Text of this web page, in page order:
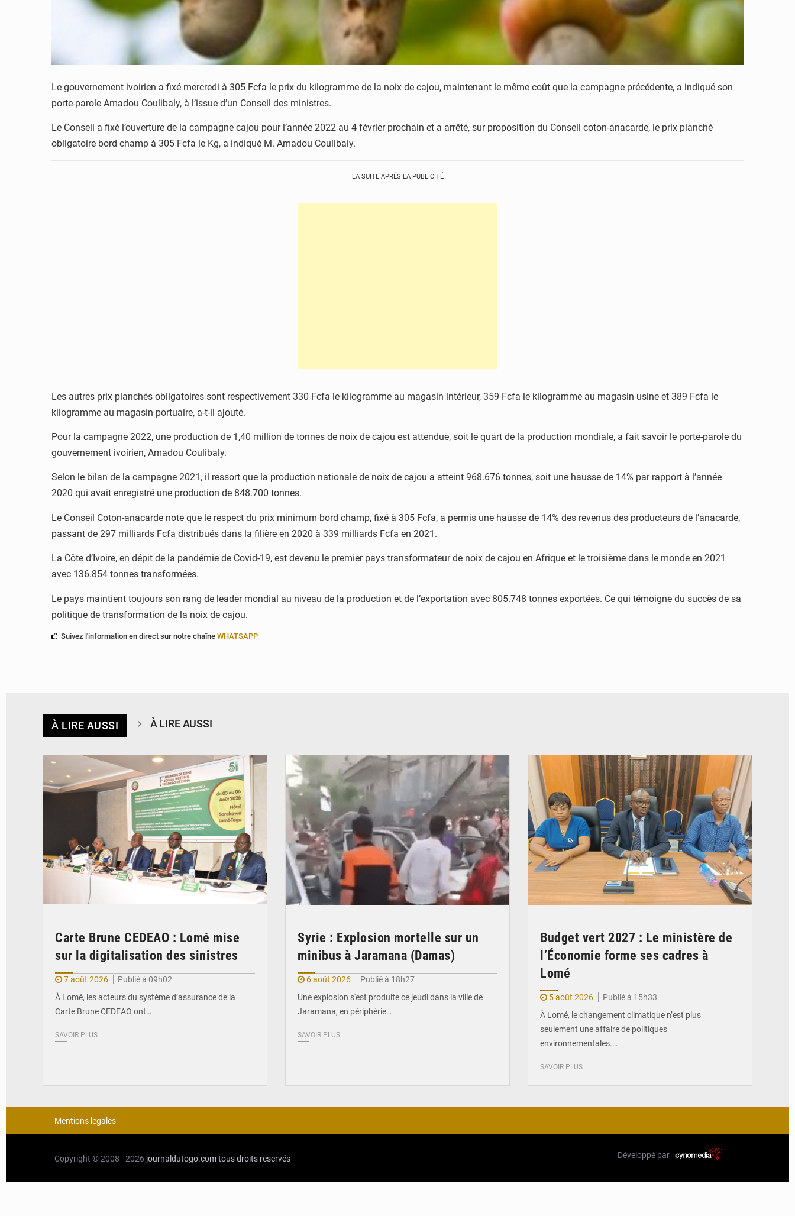
Le gouvernement ivoirien a fixé mercredi à 305 Fcfa le prix du kilogramme de la noix de cajou, maintenant le même coût que la campagne précédente, a indiqué son
porte-parole Amadou Coulibaly, à l’issue d’un Conseil des ministres.
Le Conseil a fixé l’ouverture de la campagne cajou pour l’année 2022 au 4 février prochain et a arrêté, sur proposition du Conseil coton-anacarde, le prix planché
obligatoire bord champ à 305 Fcfa le Kg, a indiqué M. Amadou Coulibaly.
LA SUITE APRÈS LA PUBLICITÉ
Les autres prix planchés obligatoires sont respectivement 330 Fcfa le kilogramme au magasin intérieur, 359 Fcfa le kilogramme au magasin usine et 389 Fcfa le
kilogramme au magasin portuaire, a-t-il ajouté.
Pour la campagne 2022, une production de 1,40 million de tonnes de noix de cajou est attendue, soit le quart de la production mondiale, a fait savoir le porte-parole du
gouvernement ivoirien, Amadou Coulibaly.
Selon le bilan de la campagne 2021, il ressort que la production nationale de noix de cajou a atteint 968.676 tonnes, soit une hausse de 14% par rapport à l’année
2020 qui avait enregistré une production de 848.700 tonnes.
Le Conseil Coton-anacarde note que le respect du prix minimum bord champ, fixé à 305 Fcfa, a permis une hausse de 14% des revenus des producteurs de l’anacarde,
passant de 297 milliards Fcfa distribués dans la filière en 2020 à 339 milliards Fcfa en 2021.
La Côte d’Ivoire, en dépit de la pandémie de Covid-19, est devenu le premier pays transformateur de noix de cajou en Afrique et le troisième dans le monde en 2021
avec 136.854 tonnes transformées.
Le pays maintient toujours son rang de leader mondial au niveau de la production et de l’exportation avec 805.748 tonnes exportées. Ce qui témoigne du succès de sa
politique de transformation de la noix de cajou.
Suivez l'information en direct sur notre chaîne WHATSAPP
À LIRE AUSSI À LIRE AUSSI
Carte Brune CEDEAO : Lomé mise
sur la digitalisation des sinistres
7 août 2026
Publié à 09h02
À Lomé, les acteurs du système d’assurance de la
Carte Brune CEDEAO ont…
SAVOIR PLUS
Syrie : Explosion mortelle sur un
minibus à Jaramana (Damas)
6 août 2026
Publié à 18h27
Une explosion s'est produite ce jeudi dans la ville de
Jaramana, en périphérie…
SAVOIR PLUS
Budget vert 2027 : Le ministère de
l’Économie forme ses cadres à
Lomé
5 août 2026
Publié à 15h33
À Lomé, le changement climatique n’est plus
seulement une affaire de politiques
environnementales.…
SAVOIR PLUS
Mentions legales
Copyright © 2008 - 2026 journaldutogo.comtous droits reservés Développé par